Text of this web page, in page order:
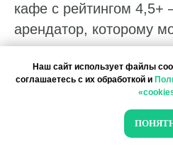
кафе с рейтингом
арендатор, которому
лучшие условия.
4. Доверие
франчайзи зависят
репутации сети.
Наш сайт использует файлы
соглашаетесь с их обработкой и